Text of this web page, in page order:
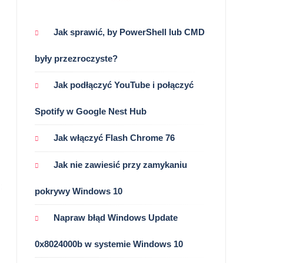
Jak sprawić, by PowerShell lub CMD
były przezroczyste?
Jak podłączyć YouTube i połączyć
Spotify w Google Nest Hub
Jak włączyć Flash Chrome 76
Jak nie zawiesić przy zamykaniu
pokrywy Windows 10
Napraw błąd Windows Update
0x8024000b w systemie Windows 10